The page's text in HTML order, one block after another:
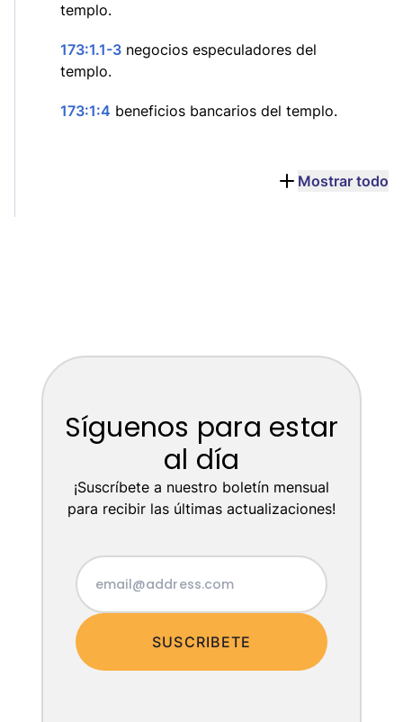
templo.
173:1.1-3 negocios especuladores del
templo.
173:1:4 beneficios bancarios del templo.
Mostrar todo
Síguenos para estar
al día
¡Suscríbete a nuestro boletín mensual
para recibir las últimas actualizaciones!
SUSCRIBETE